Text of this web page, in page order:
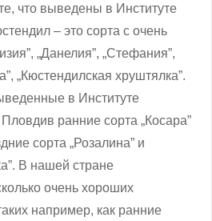
что выведены в Институте
– это сорта с очень
„Данелия”, „Стефания”,
„Кюстендилская хруштялка”.
в Институте
ранние сорта „Косара”
сорта „Розалина” и
В нашей стране
очень хороших
например, как ранние